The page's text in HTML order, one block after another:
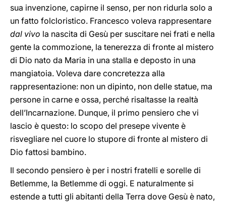
sua invenzione, capirne il senso, per non ridurla solo a
un fatto folcloristico. Francesco voleva rappresentare
dal vivo la nascita di Gesù per suscitare nei frati e nella
gente la commozione, la tenerezza di fronte al mistero
di Dio nato da Maria in una stalla e deposto in una
mangiatoia. Voleva dare concretezza alla
rappresentazione: non un dipinto, non delle statue, ma
persone in carne e ossa, perché risaltasse la realtà
dell’Incarnazione. Dunque, il primo pensiero che vi
lascio è questo: lo scopo del presepe vivente è
risvegliare nel cuore lo stupore di fronte al mistero di
Dio fattosi bambino.
Il secondo pensiero è per i nostri fratelli e sorelle di
Betlemme, la Betlemme di oggi. E naturalmente si
estende a tutti gli abitanti della Terra dove Gesù è nato,